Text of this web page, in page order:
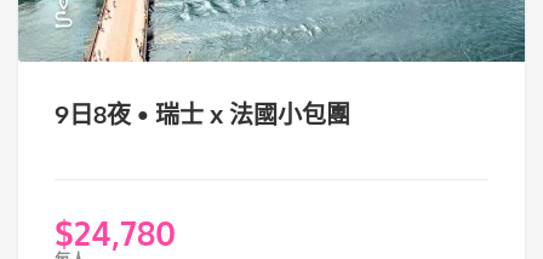
9日8夜 • 瑞士 x 法國小包團
$24,780